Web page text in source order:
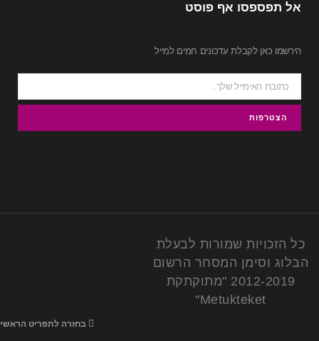
אל תפספסו אף פוסט
הירשמו כאן לקבלת עדכונים חמים למייל
כל הזכויות שמורות לבעלת
הבלוג וסימן המסחר הרשום
2012-2019 "מתוקתקת
Metukteket"
בחזרה לתפריט הראשי